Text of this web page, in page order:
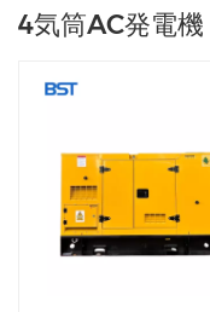
4気筒AC発電機